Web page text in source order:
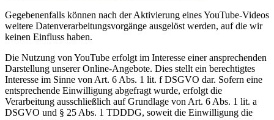
Gegebenenfalls können nach der Aktivierung eines YouTube-Videos
weitere Datenverarbeitungsvorgänge ausgelöst werden, auf die wir
keinen Einfluss haben.
Die Nutzung von YouTube erfolgt im Interesse einer ansprechenden
Darstellung unserer Online-Angebote. Dies stellt ein berechtigtes
Interesse im Sinne von Art. 6 Abs. 1 lit. f DSGVO dar. Sofern eine
entsprechende Einwilligung abgefragt wurde, erfolgt die
Verarbeitung ausschließlich auf Grundlage von Art. 6 Abs. 1 lit. a
DSGVO und § 25 Abs. 1 TDDDG, soweit die Einwilligung die